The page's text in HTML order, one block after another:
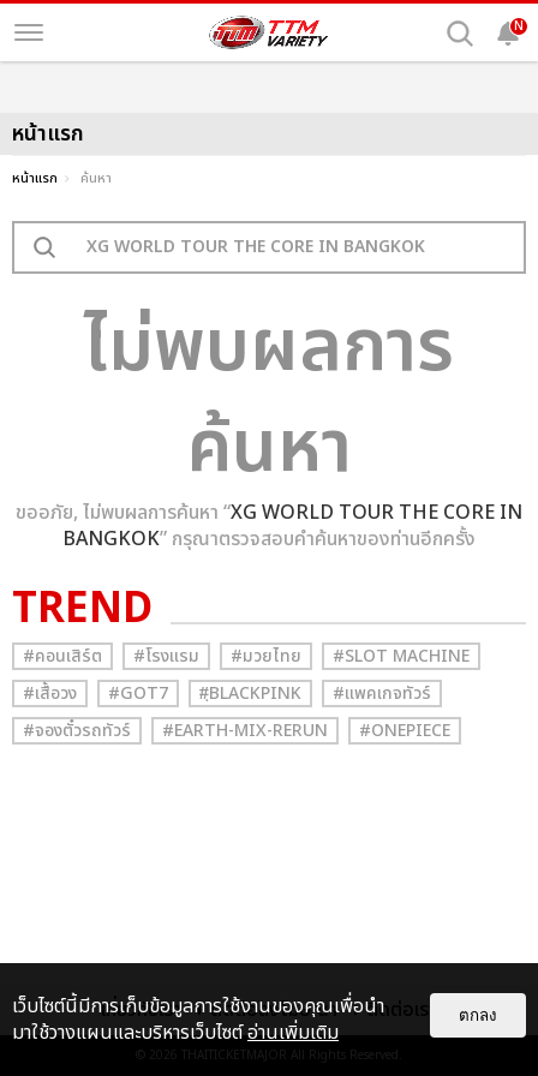
N
หน้าแรก
หน้าแรก ค้นหา
ไม่พบผลการ
ค้นหา
ขออภัย, ไม่พบผลการค้นหา “XG WORLD TOUR THE CORE IN
BANGKOK” กรุณาตรวจสอบคำค้นหาของท่านอีกครั้ง
TREND
#คอนเสิร์ต #โรงแรม #มวยไทย
#SLOT MACHINE
#เสื้อวง
#GOT7 #ฺBLACKPINK
#แพคเกจทัวร์
#จองตั๋วรถทัวร์
#EARTH-MIX-RERUN #ONEPIECE
เกี่ยวกับเรา ติดต่อลงโฆษณา ติดต่อเรา
© 2026 THAITICKETMAJOR All Rights Reserved.
เว็บไซต์นี้มีการเก็บข้อมูลการใช้งานของคุณเพื่อนำ
มาใช้วางแผนและบริหารเว็บไซต์อ่านเพิ่มเติม
ตกลง